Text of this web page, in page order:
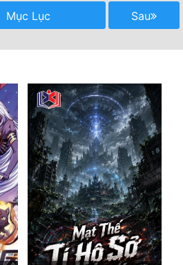
Mục Lục Sau